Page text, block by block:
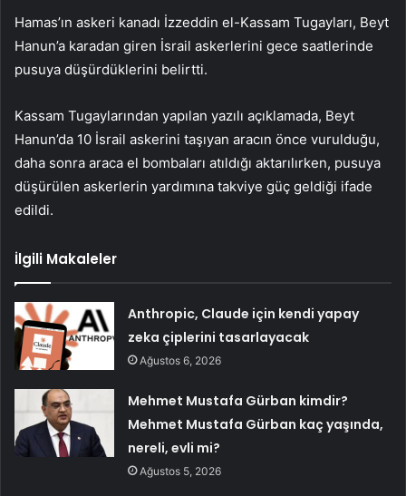
Hamas’ın askeri kanadı İzzeddin el-Kassam Tugayları, Beyt
Hanun’a karadan giren İsrail askerlerini gece saatlerinde
pusuya düşürdüklerini belirtti.
Kassam Tugaylarından yapılan yazılı açıklamada, Beyt
Hanun’da 10 İsrail askerini taşıyan aracın önce vurulduğu,
daha sonra araca el bombaları atıldığı aktarılırken, pusuya
düşürülen askerlerin yardımına takviye güç geldiği ifade
edildi.
İlgili Makaleler
Anthropic, Claude için kendi yapay
zeka çiplerini tasarlayacak
Ağustos 6, 2026
Mehmet Mustafa Gürban kimdir?
Mehmet Mustafa Gürban kaç yaşında,
nereli, evli mi?
Ağustos 5, 2026